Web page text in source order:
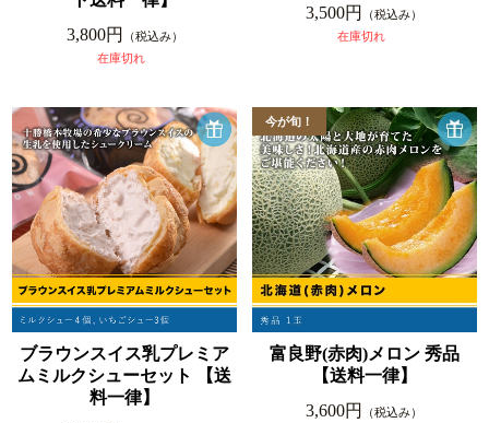
3,800円
（税込み）
在庫切れ
3,500円
（税込み）
在庫切れ
ブラウンスイス乳プレミア
ムミルクシューセット 【送
料一律】
富良野(赤肉)メロン 秀品
【送料一律】
3,600円
（税込み）